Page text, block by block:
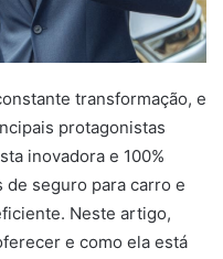
transformação, e
protagonistas
inovadora e 100%
seguro para carro e
Neste artigo,
e como ela está